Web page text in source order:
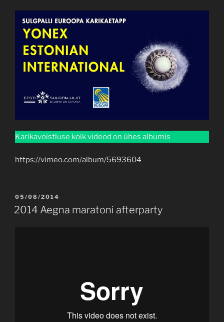
Karikavõistluse kõik videod on ühes albumis
https://vimeo.com/album/5693604
POSTED
ON
05/08/2014
2014 Aegna maratoni afterparty